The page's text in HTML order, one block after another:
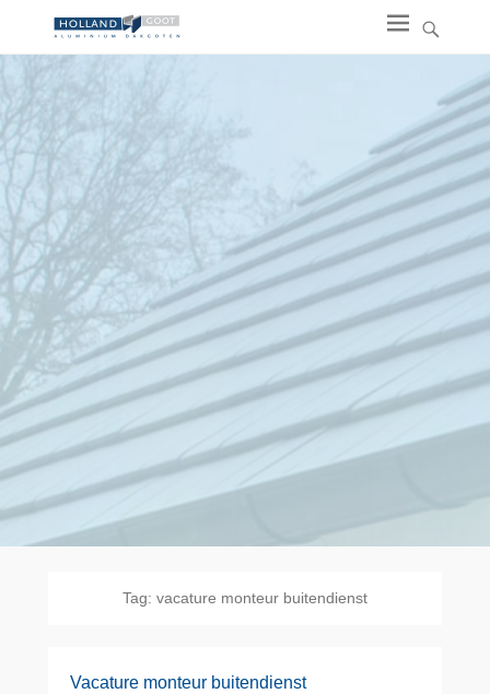
Tag: vacature monteur buitendienst
Vacature monteur buitendienst